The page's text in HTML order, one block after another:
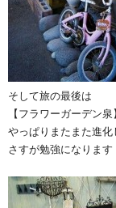
そして旅の最後は
【フラワーガーデン泉
やっぱりまたまた進
さすが勉強になります